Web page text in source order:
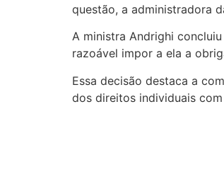
questão, a administradora
A ministra Andrighi
razoável impor a ela a
Essa decisão destaca a
dos direitos individuais